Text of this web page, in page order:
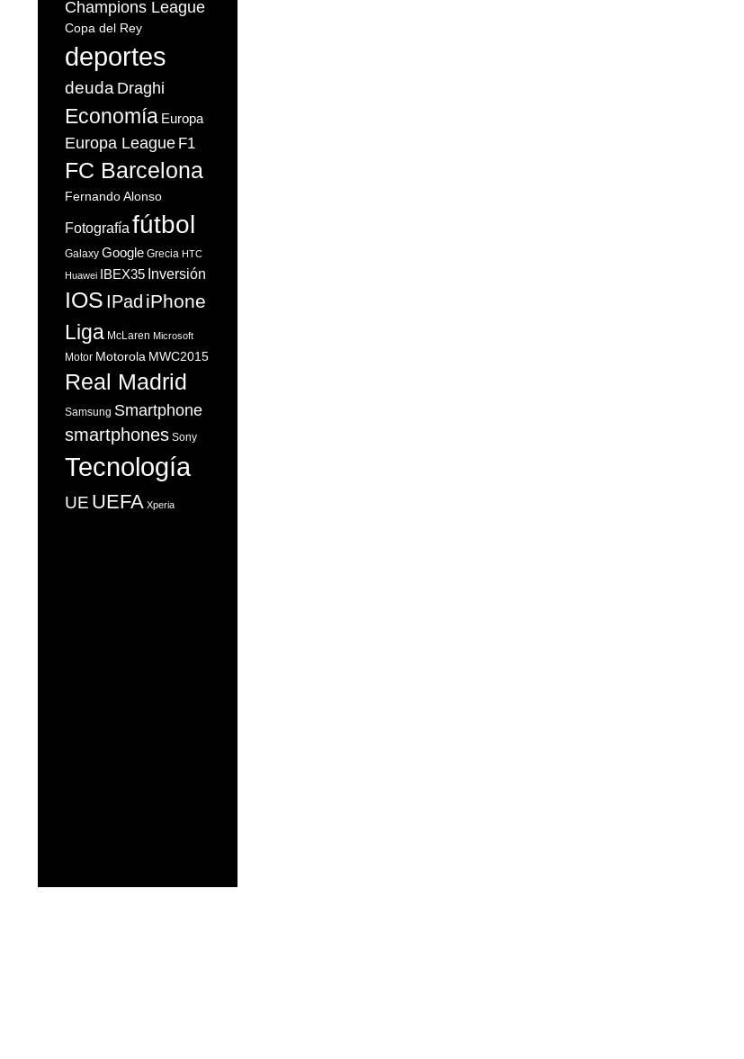
Champions League
Copa del Rey
deportes
deuda Draghi
Economía Europa
Europa League F1
FC Barcelona
Fernando Alonso
Fotografía fútbol
Galaxy Google Grecia HTC
Huawei IBEX35 Inversión
IOS IPad iPhone
Liga McLaren Microsoft
Motor Motorola MWC2015
Real Madrid
Samsung Smartphone
smartphones Sony
Tecnología
UE UEFA Xperia